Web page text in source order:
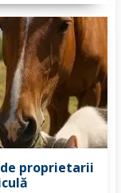
proprietarii